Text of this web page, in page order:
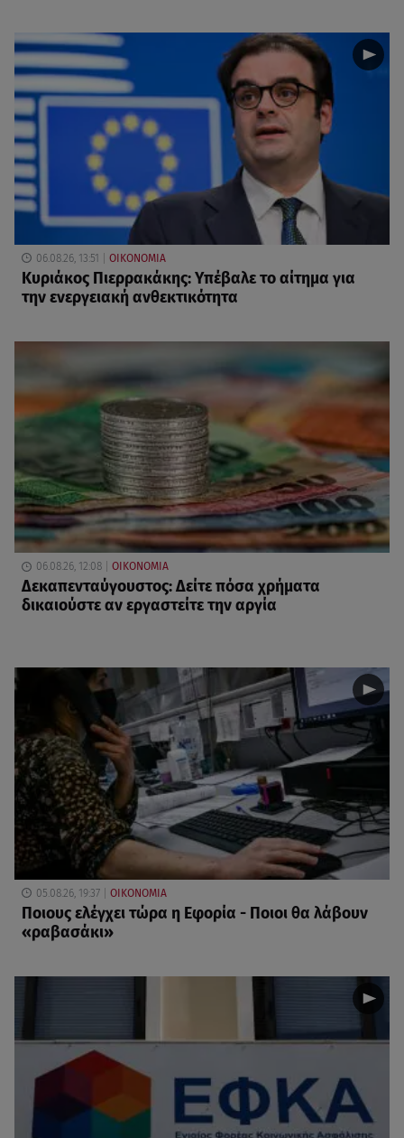
06.08.26, 13:51 ΟΙΚΟΝΟΜΙΑ
Κυριάκος Πιερρακάκης: Υπέβαλε το αίτημα για
την ενεργειακή ανθεκτικότητα
06.08.26, 12:08 ΟΙΚΟΝΟΜΙΑ
Δεκαπενταύγουστος: Δείτε πόσα χρήματα
δικαιούστε αν εργαστείτε την αργία
05.08.26, 19:37 ΟΙΚΟΝΟΜΙΑ
Ποιους ελέγχει τώρα η Εφορία - Ποιοι θα λάβουν
«ραβασάκι»